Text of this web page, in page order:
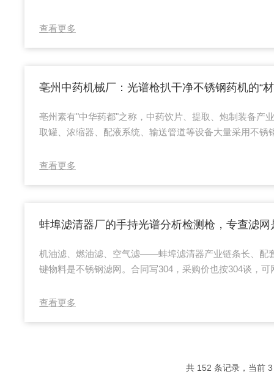
这一禀赋，湖南稀土新材料产业园（永州）总投资约100
查看更多
亳州素有"中华药都"之称，中药饮片、提取、炮制装备产
取罐、浓缩器、配液系统、输送管道等设备大量采用不锈
食安追溯风险。合同写304或316L，来料若是201、430或
查看更多
机油滤、燃油滤、空气滤——蚌埠滤清器产业链条长、配
键物料是不锈钢滤网。合同写304，采购价也按304谈，可
锈、先破，返工追溯往往只能追到"某一卷网、某一批货"
查看更多
共 152 条记录，当前